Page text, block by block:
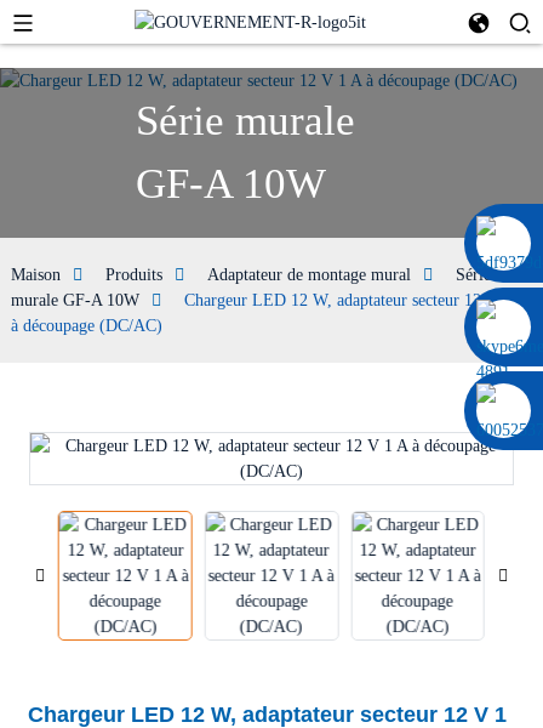
0086 13322920697
Série murale
GF-A 10W
Maison Produits Adaptateur de montage mural
Série
murale GF-A 10W
Chargeur LED 12 W, adaptateur secteur 12 V 1 A
à découpage (DC/AC)
Chargeur LED 12 W, adaptateur secteur 12 V 1